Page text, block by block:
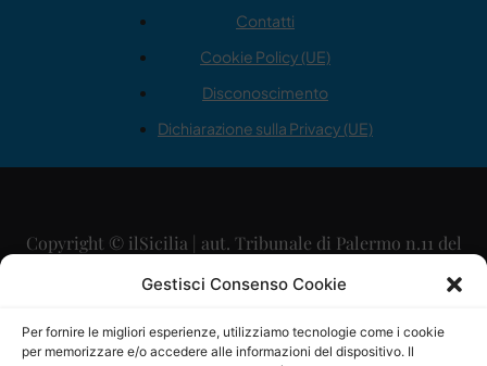
Gestisci Consenso Cookie
Per fornire le migliori esperienze, utilizziamo tecnologie come i cookie
per memorizzare e/o accedere alle informazioni del dispositivo. Il
Contatti
Cookie Policy (UE)
Disconoscimento
Dichiarazione sulla Privacy (UE)
Copyright © ilSicilia | aut. Tribunale di Palermo n.11 del
29/09/2015